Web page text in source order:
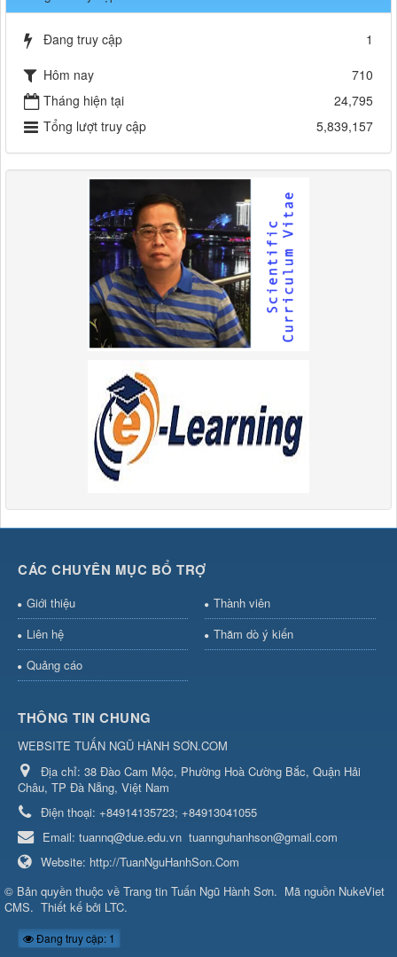
Đang truy cập
1
Hôm nay
710
Tháng hiện tại
24,795
Tổng lượt truy cập
5,839,157
CÁC CHUYÊN MỤC BỔ TRỢ
Giới thiệu
Thành viên
Liên hệ
Thăm dò ý kiến
Quảng cáo
THÔNG TIN CHUNG
WEBSITE TUẤN NGŨ HÀNH SƠN.COM
Địa chỉ: 38 Đào Cam Mộc, Phường Hoà Cường Bắc, Quận Hải
Châu, TP Đà Nẵng, Việt Nam
Điện thoại: +84914135723; +84913041055
Email: tuannq@due.edu.vn tuannguhanhson@gmail.com
Website: http://TuanNguHanhSon.Com
© Bản quyền thuộc về Trang tin Tuấn Ngũ Hành Sơn. Mã nguồn NukeViet
CMS. Thiết kế bởi LTC.
Đang truy cập: 1